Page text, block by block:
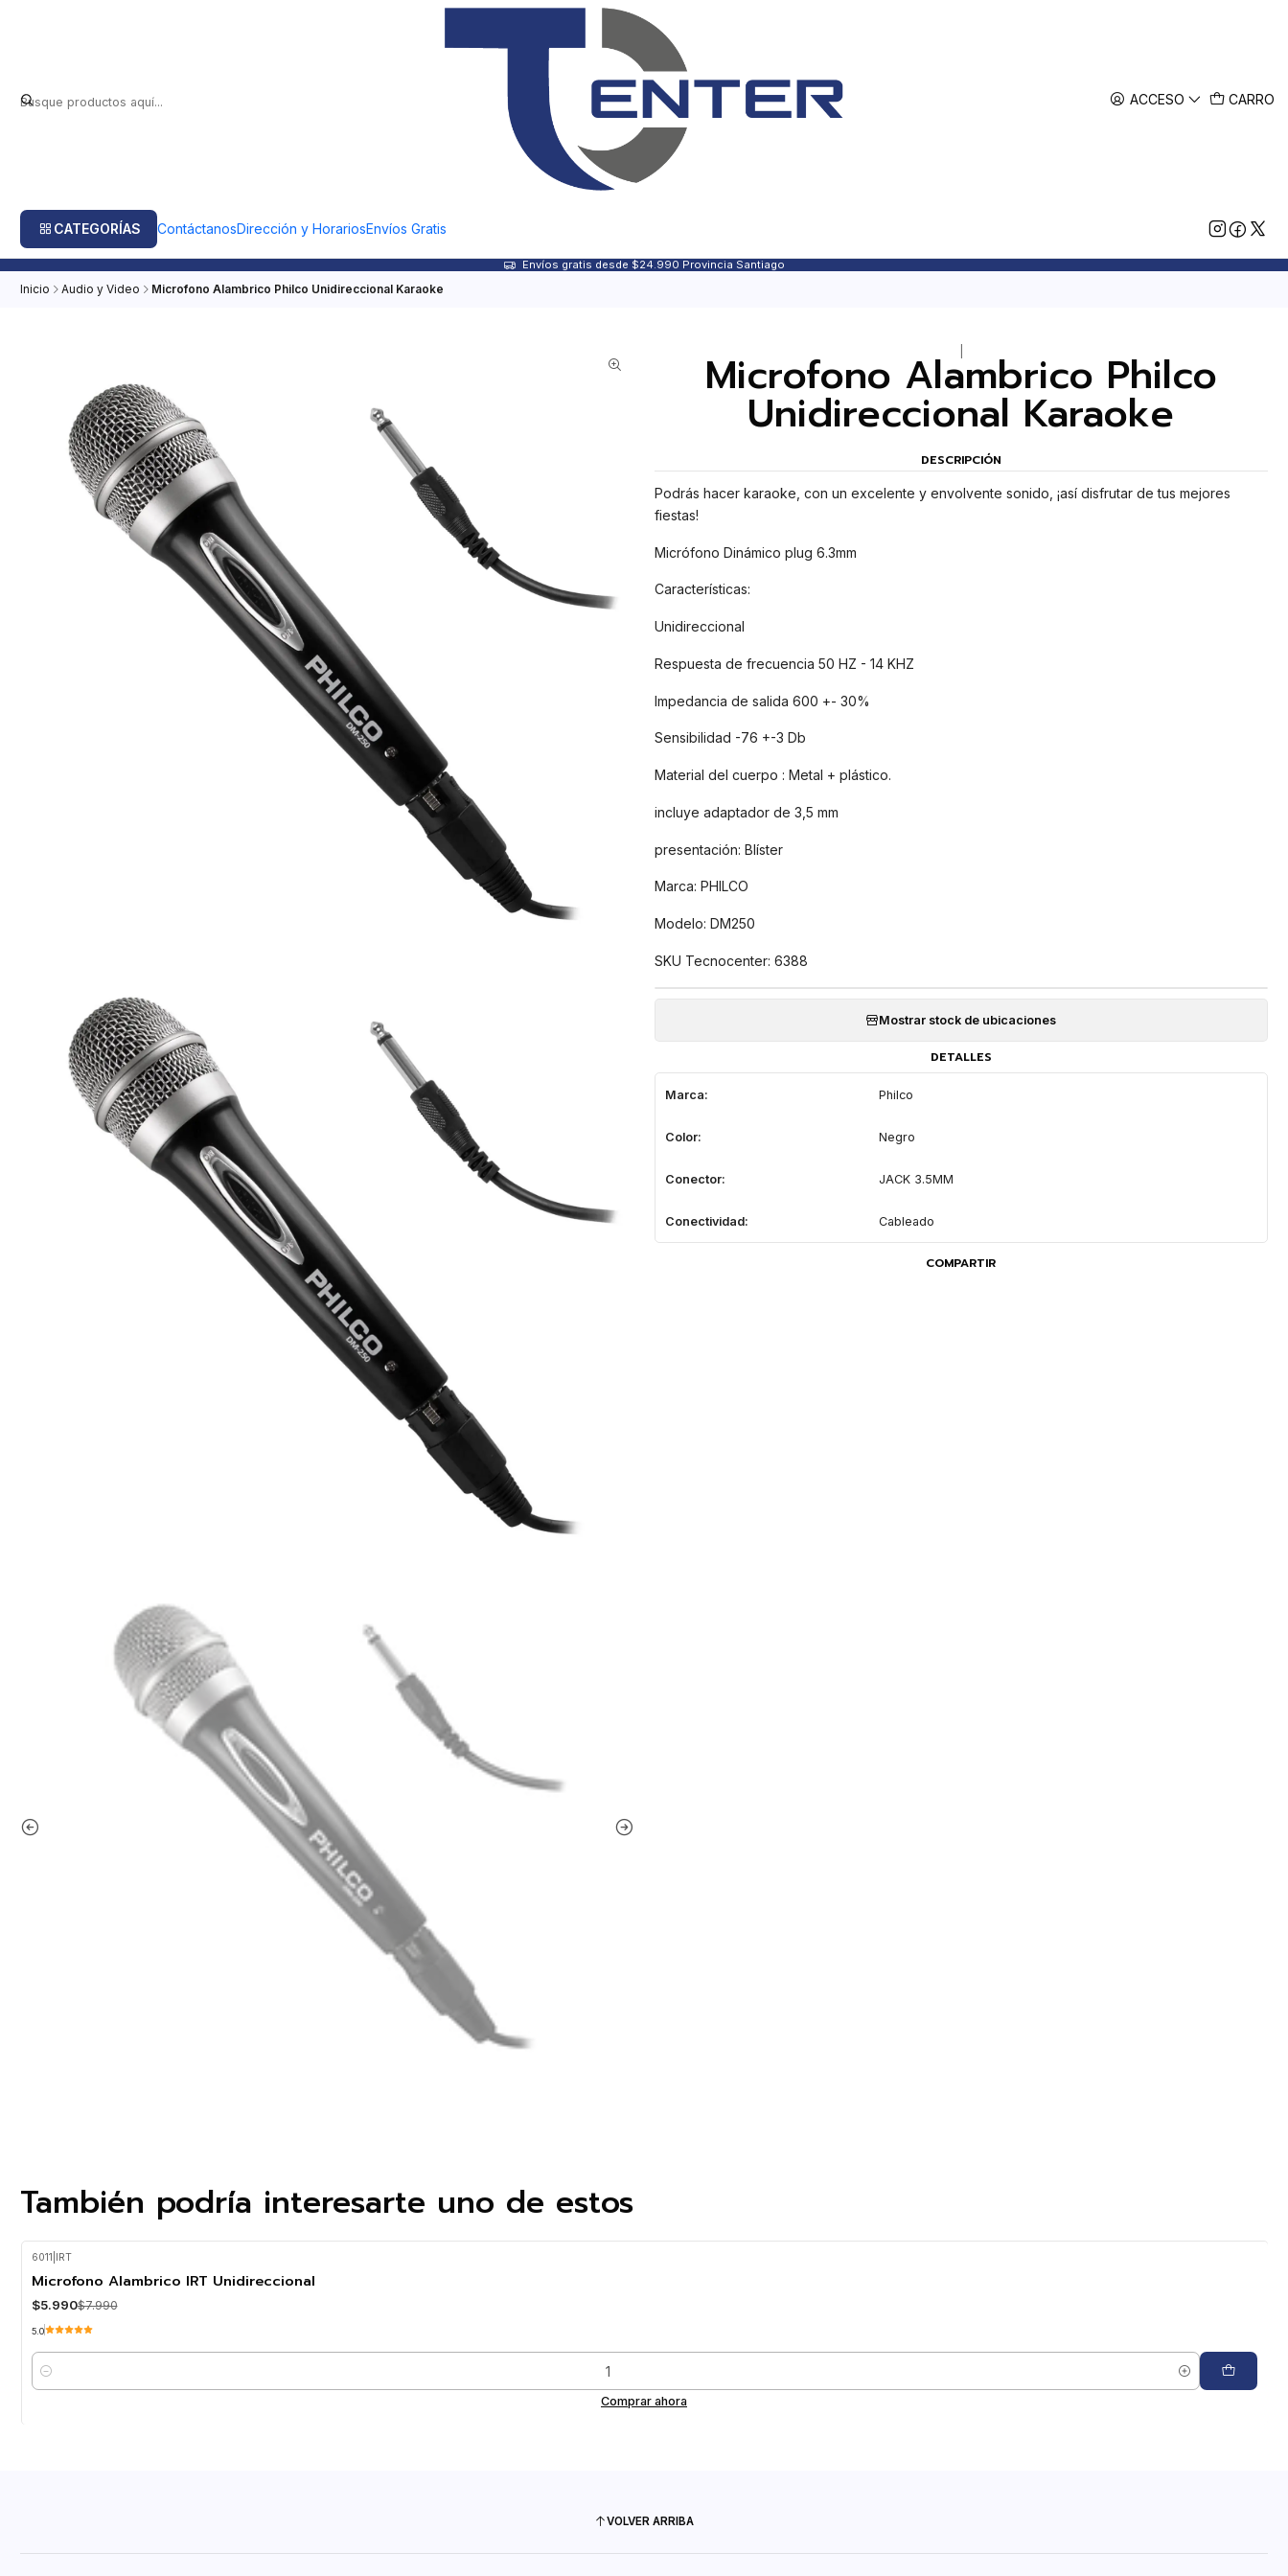
ACCESO CARRO
CATEGORÍAS ContáctanosDirección y HorariosEnvíos Gratis
Envíos gratis desde $24.990 Provincia Santiago
Inicio Audio y Video Microfono Alambrico Philco Unidireccional Karaoke
Microfono Alambrico Philco
Unidireccional Karaoke
DESCRIPCIÓN
Podrás hacer karaoke, con un excelente y envolvente sonido, ¡así disfrutar de tus mejores
fiestas!
Micrófono Dinámico plug 6.3mm
Características:
Unidireccional
Respuesta de frecuencia 50 HZ - 14 KHZ
Impedancia de salida 600 +- 30%
Sensibilidad -76 +-3 Db
Material del cuerpo : Metal + plástico.
incluye adaptador de 3,5 mm
presentación: Blíster
Marca: PHILCO
Modelo: DM250
SKU Tecnocenter: 6388
Mostrar stock de ubicaciones
DETALLES
Marca: Philco
Color: Negro
Conector: JACK 3.5MM
Conectividad: Cableado
COMPARTIR
También podría interesarte uno de estos
-25%
6011 IRT
Microfono Alambrico IRT Unidireccional
$5.990$7.990
5.0
Cantidad
Comprar ahora
VOLVER ARRIBA